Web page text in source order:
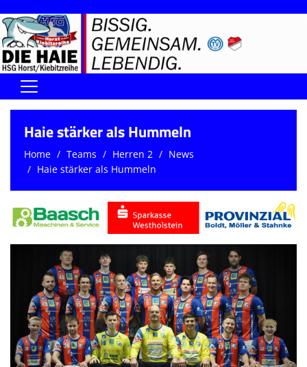
Home
Handball-Förderverein der Haie
UNSERE SPORTHALLEN
Training & Termine
DIENSTE (SR/KG/VK)
Die SpecialHaie
Teams
Haie stärker als Hummeln
Home Teams Herren 2
News
Haie stärker als Hummeln